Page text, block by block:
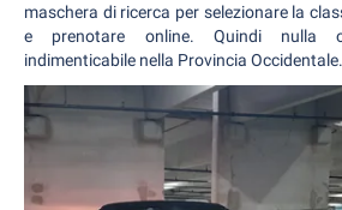
maschera di ricerca per selezionare la
e prenotare online. Quindi nulla
indimenticabile nella Provincia Occidentale.